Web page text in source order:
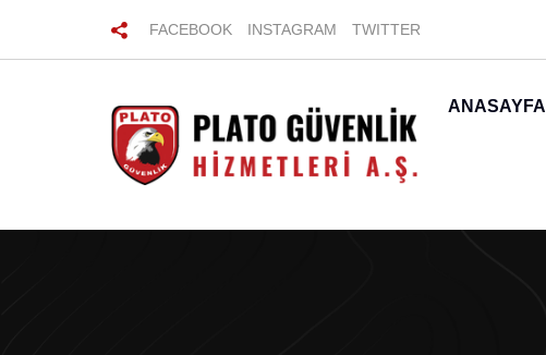
FACEBOOK INSTAGRAM TWITTER
ANASAYFA